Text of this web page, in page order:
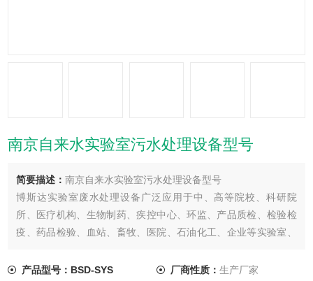
南京自来水实验室污水处理设备型号
简要描述：南京自来水实验室污水处理设备型号
博斯达实验室废水处理设备广泛应用于中、高等院校、科研院
所、医疗机构、生物制药、疾控中心、环监、产品质检、检验检
疫、药品检验、血站、畜牧、医院、石油化工、企业等实验室、
【GB8978-1996】中的一级、二级、三级标准，处理后的污水可
产品型号：BSD-SYS 厂商性质： 生产厂家